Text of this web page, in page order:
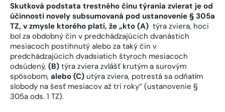
Skutková podstata trestného činu týrania zvierat je od
účinnosti novely subsumovaná pod ustanovenie § 305a
TZ, v zmysle ktorého platí, že „kto (A) týra zviera, hoci
bol za obdobný čin v predchádzajúcich dvanástich
mesiacoch postihnutý alebo za taký čin v
predchádzajúcich dvadsiatich štyroch mesiacoch
odsúdený, (B) týra zviera zvlášť krutým a surovým
spôsobom, alebo (C) utýra zviera, potrestá sa odňatím
slobody na šesť mesiacov až tri roky“ (ustanovenie §
305a ods. 1 TZ).